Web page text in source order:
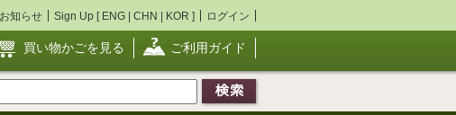
お知らせ Sign Up [ ENG | CHN | KOR ] ログイン
買い物かごを見る ご利用ガイド